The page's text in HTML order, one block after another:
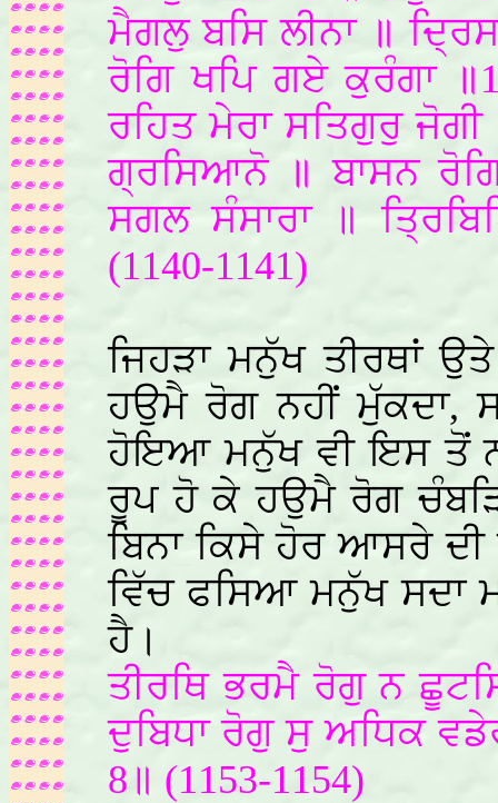
ਮੈਗਲੁ ਬਸਿ ਲੀਨਾ ॥
ਰੋਗਿ ਖਪਿ ਗਏ ਕੁਰੰਗਾ
ਰਹਿਤ ਮੇਰਾ ਸਤਿਗੁਰੁ
ਗ੍ਰਸਿਆਨੋ ॥ ਬਾਸਨ
ਸਗਲ ਸੰਸਾਰਾ ॥
(1140-1141)
ਜਿਹੜਾ ਮਨੁੱਖ ਤੀਰਥਾਂ
ਹਉਮੈ ਰੋਗ ਨਹੀਂ ਮੁੱਕਦਾ,
ਹੋਇਆ ਮਨੁੱਖ ਵੀ ਇਸ ਤੋਂ
ਰੂਪ ਹੋ ਕੇ ਹਉਮੈ ਰੋਗ
ਬਿਨਾ ਕਿਸੇ ਹੋਰ ਆਸਰੇ
ਵਿੱਚ ਫਸਿਆ ਮਨੁੱਖ ਸਦਾ
ਹੈ।
ਤੀਰਥਿ ਭਰਮੈ ਰੋਗੁ ਨ
ਦੁਬਿਧਾ ਰੋਗੁ ਸੁ ਅਧਿਕ
8॥ (1153-1154)